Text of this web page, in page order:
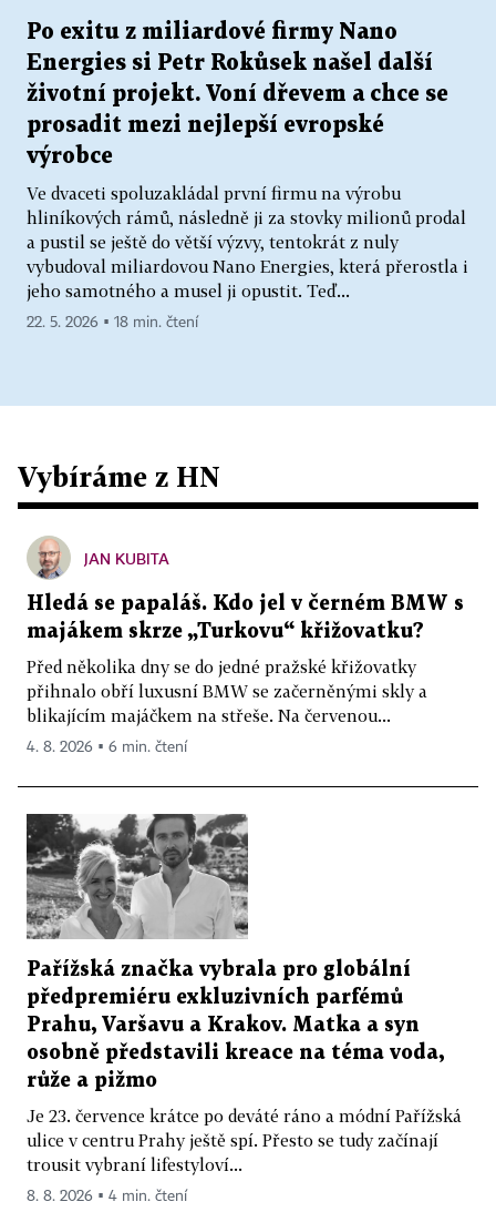
Po exitu z miliardové firmy Nano
Energies si Petr Rokůsek našel další
životní projekt. Voní dřevem a chce se
prosadit mezi nejlepší evropské
výrobce
Ve dvaceti spoluzakládal první firmu na výrobu
hliníkových rámů, následně ji za stovky milionů prodal
a pustil se ještě do větší výzvy, tentokrát z nuly
vybudoval miliardovou Nano Energies, která přerostla i
jeho samotného a musel ji opustit. Teď...
22. 5. 2026 ▪ 18 min. čtení
Vybíráme z HN
JAN KUBITA
Hledá se papaláš. Kdo jel v černém BMW s
majákem skrze „Turkovu“ křižovatku?
Před několika dny se do jedné pražské křižovatky
přihnalo obří luxusní BMW se začerněnými skly a
blikajícím majáčkem na střeše. Na červenou...
4. 8. 2026 ▪ 6 min. čtení
Pařížská značka vybrala pro globální
předpremiéru exkluzivních parfémů
Prahu, Varšavu a Krakov. Matka a syn
osobně představili kreace na téma voda,
růže a pižmo
Je 23. července krátce po deváté ráno a módní Pařížská
ulice v centru Prahy ještě spí. Přesto se tudy začínají
trousit vybraní lifestyloví...
8. 8. 2026 ▪ 4 min. čtení